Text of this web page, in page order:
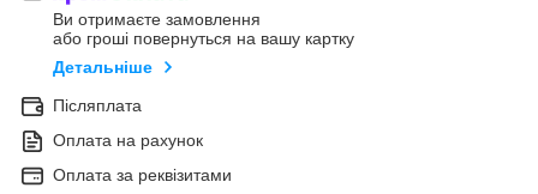
Ви отримаєте замовлення
або гроші повернуться на вашу картку
Детальніше
Післяплата
Оплата на рахунок
Оплата за реквізитами